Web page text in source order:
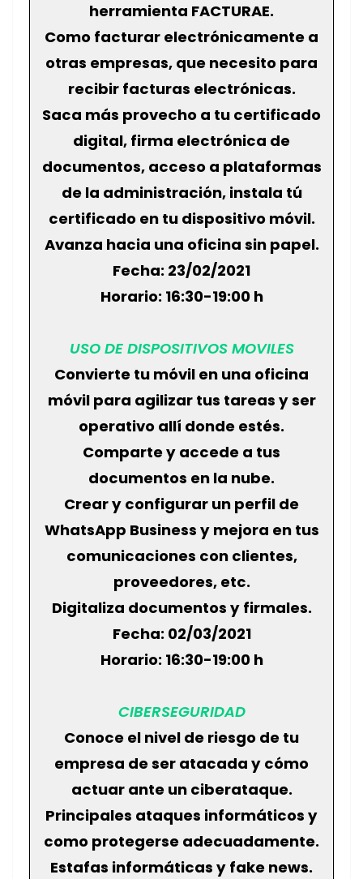
herramienta FACTURAE.
Como facturar electrónicamente a
otras empresas, que necesito para
recibir facturas electrónicas.
Saca más provecho a tu certificado
digital, firma electrónica de
documentos, acceso a plataformas
de la administración, instala tú
certificado en tu dispositivo móvil.
Avanza hacia una oficina sin papel.
Fecha: 23/02/2021
Horario: 16:30-19:00 h
USO DE DISPOSITIVOS MOVILES
Convierte tu móvil en una oficina
móvil para agilizar tus tareas y ser
operativo allí donde estés.
Comparte y accede a tus
documentos en la nube.
Crear y configurar un perfil de
WhatsApp Business y mejora en tus
comunicaciones con clientes,
proveedores, etc.
Digitaliza documentos y firmales.
Fecha: 02/03/2021
Horario: 16:30-19:00 h
CIBERSEGURIDAD
Conoce el nivel de riesgo de tu
empresa de ser atacada y cómo
actuar ante un ciberataque.
Principales ataques informáticos y
como protegerse adecuadamente.
Estafas informáticas y fake news.